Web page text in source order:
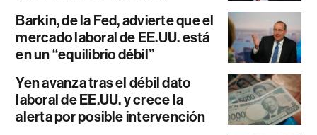
Barkin, de la Fed, advierte que el
mercado laboral de EE.UU. está
en un “equilibrio débil”
Yen avanza tras el débil dato
laboral de EE.UU. y crece la
alerta por posible intervención